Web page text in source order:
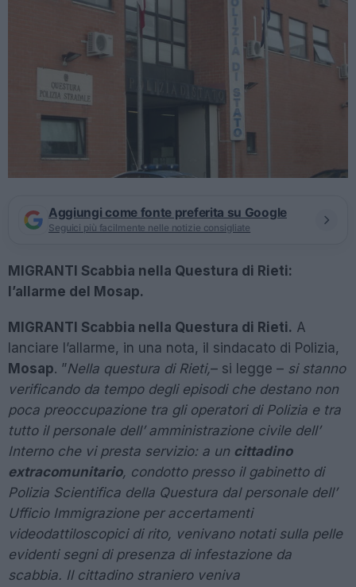
Aggiungi come fonte preferita su Google
Seguici più facilmente nelle notizie consigliate
MIGRANTI Scabbia nella Questura di Rieti:
l’allarme del Mosap.
MIGRANTI Scabbia nella Questura di Rieti. A
lanciare l’allarme, in una nota, il sindacato di Polizia,
Mosap. ”Nella questura di Rieti,– si legge – si stanno
verificando da tempo degli episodi che destano non
poca preoccupazione tra gli operatori di Polizia e tra
tutto il personale dell’ amministrazione civile dell’
Interno che vi presta servizio: a un cittadino
extracomunitario, condotto presso il gabinetto di
Polizia Scientifica della Questura dal personale dell’
Ufficio Immigrazione per accertamenti
videodattiloscopici di rito, venivano notati sulla pelle
evidenti segni di presenza di infestazione da
scabbia. Il cittadino straniero veniva